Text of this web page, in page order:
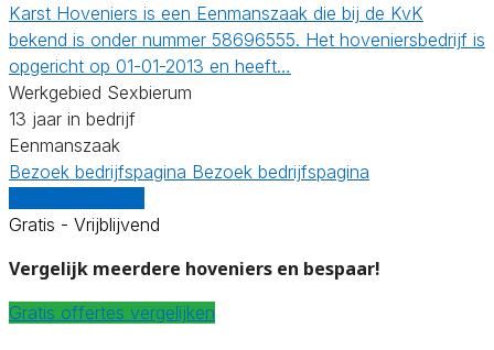
Karst Hoveniers is een Eenmanszaak die bij de KvK
bekend is onder nummer 58696555. Het hoveniersbedrijf is
opgericht op 01-01-2013 en heeft…
Werkgebied Sexbierum
13 jaar in bedrijf
Eenmanszaak
Bezoek bedrijfspagina Bezoek bedrijfspagina
Gratis - Vrijblijvend
Vergelijk meerdere hoveniers en bespaar!
Gratis offertes vergelijken